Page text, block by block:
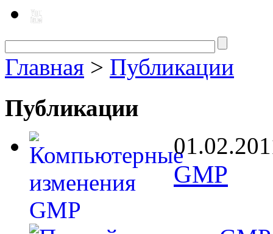
Главная > Публикации
Публикации
GMP